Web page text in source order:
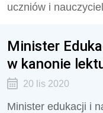
uczniów i
Minister
w kanonie
20 lis 2020
Minister edukacji i